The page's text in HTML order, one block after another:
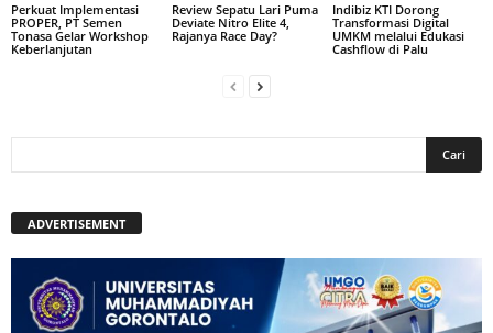
Perkuat Implementasi
PROPER, PT Semen
Tonasa Gelar Workshop
Keberlanjutan
Review Sepatu Lari Puma
Deviate Nitro Elite 4,
Rajanya Race Day?
Indibiz KTI Dorong
Transformasi Digital
UMKM melalui Edukasi
Cashflow di Palu
ADVERTISEMENT